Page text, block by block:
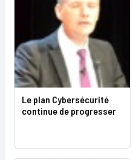
Le plan Cybersécurité
continue de progresser